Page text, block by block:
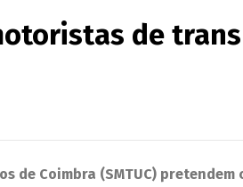
de
de Coimbra (SMTUC)